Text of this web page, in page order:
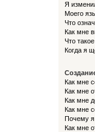
Я
Моего
Что
Как мне
Что
Когда я
Как мне
Как мне
Как мне
Как мне
Почему я
Как мне